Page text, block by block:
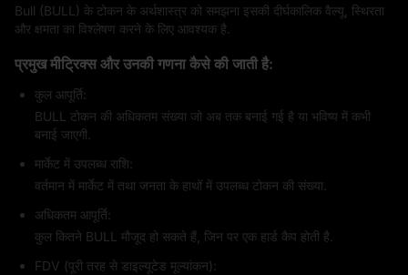
Bull (BULL) के टोकन के अर्थशास्त्र को समझना इसकी दीर्घकालिक वैल्यू, स्थिरता
और क्षमता का विश्लेषण करने के लिए आवश्यक है.
प्रमुख मीट्रिक्स और उनकी गणना कैसे की जाती है:
कुल आपूर्ति:
BULL टोकन की अधिकतम संख्या जो अब तक बनाई गई है या भविष्य में कभी
बनाई जाएगी.
मार्केट में उपलब्ध राशि:
वर्तमान में मार्केट में तथा जनता के हाथों में उपलब्ध टोकन की संख्या.
अधिकतम आपूर्ति:
कुल कितने BULL मौजूद हो सकते हैं, जिन पर एक हार्ड कैप होती है.
FDV (पूरी तरह से डाइल्यूटेड मूल्यांकन):